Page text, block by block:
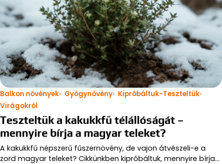
Balkon növények Gyógynövény
Kipróbáltuk-Teszteltük
Virágokról
Teszteltük a kakukkfű télállóságát –
mennyire bírja a magyar teleket?
A kakukkfű népszerű fűszernövény, de vajon átvészeli-e a
zord magyar teleket? Cikkünkben kipróbáltuk, mennyire bírja…